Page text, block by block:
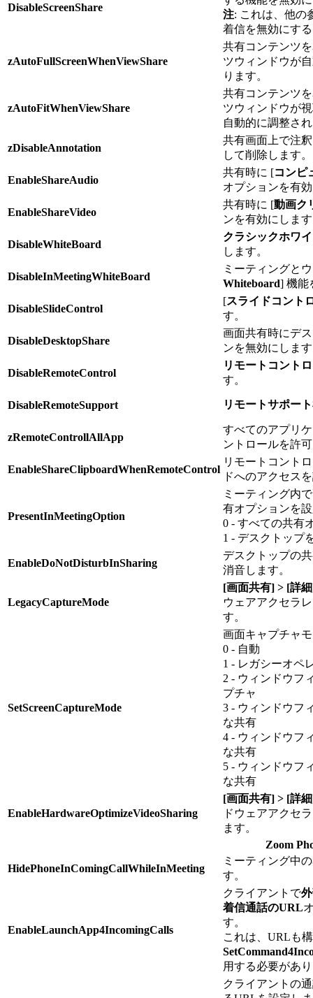
DisableScreenShare
注: これは、他の
着信を無効にす
zAutoFullScreenWhenViewShare
共有コンテンツ
ツウィンドウが
ります。
zAutoFitWhenViewShare
共有コンテンツ
ツウィンドウが
自動的に調整さ
zDisableAnnotation
共有画面上で注
して削除します。
EnableShareAudio
共有時に [コンピ
オプションを有
EnableShareVideo
共有時に [動画ク
ンを有効にしま
DisableWhiteBoard
クラシックホワ
します。
DisableInMeetingWhiteBoard
ミーティングと
Whiteboard] 機能
DisableSlideControl
[スライドコント
す。
DisableDesktopShare
画面共有時にデ
ンを無効にしま
DisableRemoteControl
リモートコント
す。
DisableRemoteSupport リモートサポート
zRemoteControllAllApp
すべてのアプリ
ントロールを許
EnableShareClipboardWhenRemoteControl
リモートコント
ドへのアクセス
PresentInMeetingOption
ミーティング内
有オプションを
0 - すべての共有
1 - デスクトップ
EnableDoNotDisturbInSharing
デスクトップの
消音します。
LegacyCaptureMode
[画面共有] > [詳
ウェアアクセラ
す。
SetScreenCaptureMode
画面キャプチャ
0 - 自動
1 - レガシーオペ
2 - ウィンドウフ
プチャ
3 - ウィンドウフ
な共有
4 - ウィンドウフ
な共有
5 - ウィンドウフ
な共有
EnableHardwareOptimizeVideoSharing
[画面共有] > [詳
ドウェアアクセ
ます。
Zoom
HidePhoneInComingCallWhileInMeeting
ミーティング中
す。
EnableLaunchApp4IncomingCalls
クライアントで
着信通話のURL
す。
これは、URLも
用する必要があ
クライアントの